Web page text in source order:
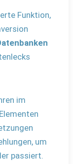
Funktion,
im
um
passiert.